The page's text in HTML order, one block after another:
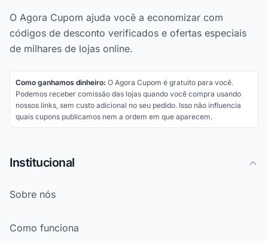
O Agora Cupom ajuda você a economizar com
códigos de desconto verificados e ofertas especiais
de milhares de lojas online.
Como ganhamos dinheiro: O Agora Cupom é gratuito para você.
Podemos receber comissão das lojas quando você compra usando
nossos links, sem custo adicional no seu pedido. Isso não influencia
quais cupons publicamos nem a ordem em que aparecem.
Institucional
Sobre nós
Como funciona